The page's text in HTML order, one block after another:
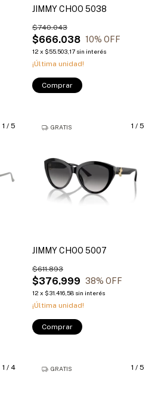
JIMMY CHOO 5038
$666.038
$740.043
10% OFF
12 x $55.503,17 sin interés
¡Última unidad!
Comprar
1 / 5 1 / 5
GRATIS
JIMMY CHOO 5007
$376.999
$611.893
38% OFF
12 x $31.416,58 sin interés
¡Última unidad!
Comprar
1 / 4 1 / 5
GRATIS